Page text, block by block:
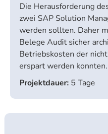
Die Herausforderung
zwei SAP Solution
werden sollten. Daher
Belege Audit sicher
Betriebskosten der
erspart werden konnten.
Projektdauer:5 Tage